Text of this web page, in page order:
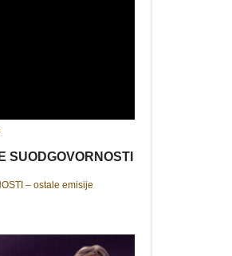
SUODGOVORNOSTI
– ostale emisije